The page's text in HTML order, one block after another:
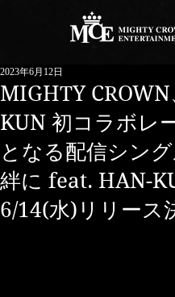
MIGHTY
KUN 初コラボレ
となる配信シン
絆に feat. HAN-
6/14(水)リリース
2023年6月12日